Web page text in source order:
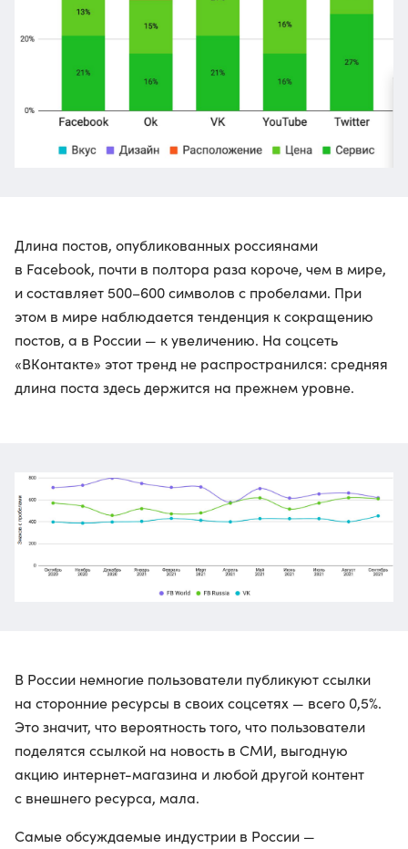
Длина постов, опубликованных россиянами
в Facebook, почти в полтора раза короче, чем в мире,
и составляет 500–600 символов с пробелами. При
этом в мире наблюдается тенденция к сокращению
постов, а в России — к увеличению. На соцсеть
«ВКонтакте» этот тренд не распространился: средняя
длина поста здесь держится на прежнем уровне.
В России немногие пользователи публикуют ссылки
на сторонние ресурсы в своих соцсетях — всего 0,5%.
Это значит, что вероятность того, что пользователи
поделятся ссылкой на новость в СМИ, выгодную
акцию интернет-магазина и любой другой контент
с внешнего ресурса, мала.
Самые обсуждаемые индустрии в России —